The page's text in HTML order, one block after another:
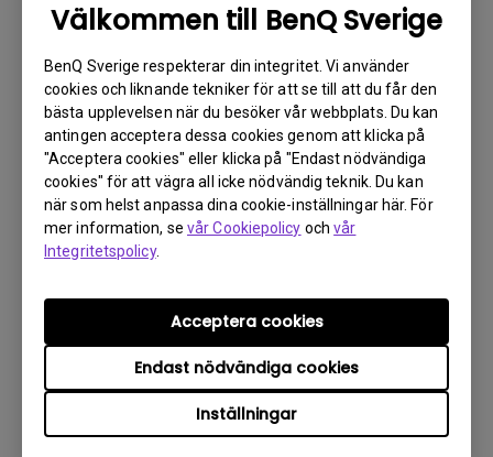
Välkommen till BenQ Sverige
BenQ Sverige respekterar din integritet. Vi använder
cookies och liknande tekniker för att se till att du får den
bästa upplevelsen när du besöker vår webbplats. Du kan
antingen acceptera dessa cookies genom att klicka på
"Acceptera cookies" eller klicka på "Endast nödvändiga
cookies" för att vägra all icke nödvändig teknik. Du kan
när som helst anpassa dina cookie-inställningar här. För
mer information, se vår Cookiepolicy ochvår
Integritetspolicy.
Inställningar
Endast nödvändiga cookies
Acceptera cookies
Användarhandbok
Quick Start Guide
Uppdatera: 2023/04/14
Språk:
Filstorlek:7.24 MB
Version:
Förhandsgranska
Användarhandbok